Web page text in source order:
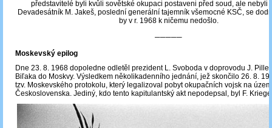
představitelé byli kvůli sovětské okupaci postaveni před soud, ale nebyli
Devadesátník M. Jakeš, poslední generální tajemník všemocné KSČ, se
by v r. 1968 k ničemu nedošlo.
─────
Moskevský epilog
Dne 23. 8. 1968 dopoledne odletěl prezident L. Svoboda v doprovodu J.
Biľaka do Moskvy. Výsledkem několikadenního jednání, jež skončilo 26. 8.
tzv. Moskevského protokolu, který legalizoval pobyt okupačních vojsk na
Československa. Jediný, kdo tento kapitulantský akt nepodepsal, byl F.